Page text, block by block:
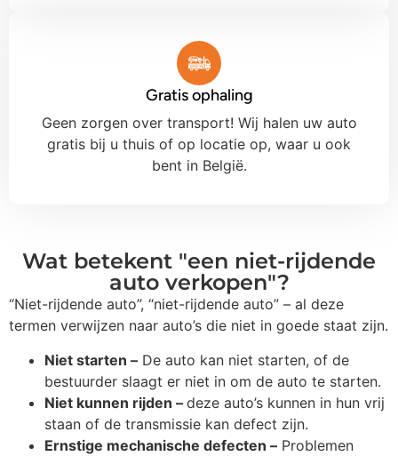
Gratis ophaling
Geen zorgen over transport! Wij halen uw auto
gratis bij u thuis of op locatie op, waar u ook
bent in België.
Wat betekent "een niet-rijdende
auto verkopen"?
“Niet-rijdende auto”, “niet-rijdende auto” – al deze
termen verwijzen naar auto’s die niet in goede staat zijn.
Niet starten – De auto kan niet starten, of de
bestuurder slaagt er niet in om de auto te starten.
Niet kunnen rijden – deze auto’s kunnen in hun vrij
staan ​​of de transmissie kan defect zijn.
Ernstige mechanische defecten – Problemen